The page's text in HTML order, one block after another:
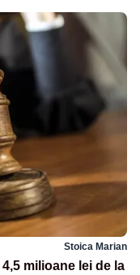
Stoica Marian
milioane lei de la